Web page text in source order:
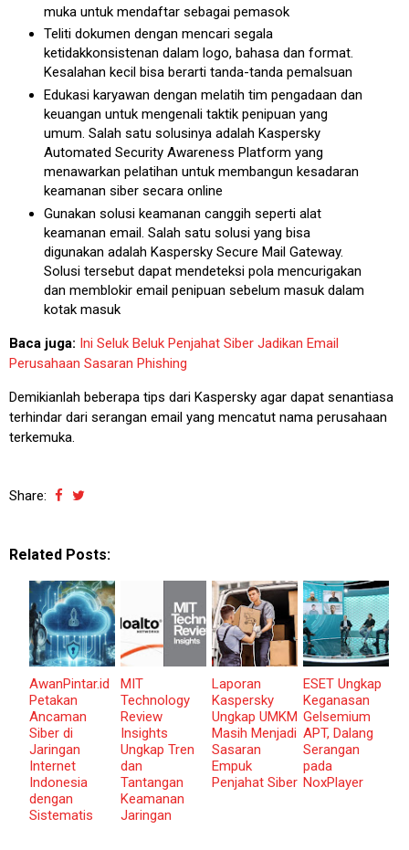
muka untuk mendaftar sebagai pemasok
Teliti dokumen dengan mencari segala
ketidakkonsistenan dalam logo, bahasa dan format.
Kesalahan kecil bisa berarti tanda-tanda pemalsuan
Edukasi karyawan dengan melatih tim pengadaan dan
keuangan untuk mengenali taktik penipuan yang
umum. Salah satu solusinya adalah Kaspersky
Automated Security Awareness Platform yang
menawarkan pelatihan untuk membangun kesadaran
keamanan siber secara online
Gunakan solusi keamanan canggih seperti alat
keamanan email. Salah satu solusi yang bisa
digunakan adalah Kaspersky Secure Mail Gateway.
Solusi tersebut dapat mendeteksi pola mencurigakan
dan memblokir email penipuan sebelum masuk dalam
kotak masuk
Baca juga: Ini Seluk Beluk Penjahat Siber Jadikan Email
Perusahaan Sasaran Phishing
Demikianlah beberapa tips dari Kaspersky agar dapat senantiasa
terhindar dari serangan email yang mencatut nama perusahaan
terkemuka.
Share:
Related Posts:
AwanPintar.id
Petakan
Ancaman
Siber di
Jaringan
Internet
Indonesia
dengan
Sistematis
MIT
Technology
Review
Insights
Ungkap Tren
dan
Tantangan
Keamanan
Jaringan
Laporan
Kaspersky
Ungkap UMKM
Masih Menjadi
Sasaran
Empuk
Penjahat Siber
ESET Ungkap
Keganasan
Gelsemium
APT, Dalang
Serangan
pada
NoxPlayer